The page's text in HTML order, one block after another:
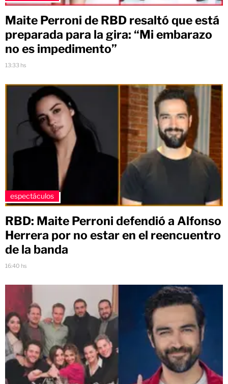
Maite Perroni de RBD resaltó que está
preparada para la gira: “Mi embarazo
no es impedimento”
13:33 hs
espectáculos
RBD: Maite Perroni defendió a Alfonso
Herrera por no estar en el reencuentro
de la banda
16:40 hs